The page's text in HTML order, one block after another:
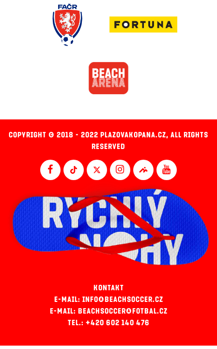
COPYRIGHT © 2018 - 2022 PLAZOVAKOPANA.CZ, ALL RIGHTS
RESERVED
KONTAKT
E-MAIL: INFO@BEACHSOCCER.CZ
E-MAIL: BEACHSOCCER@FOTBAL.CZ
TEL.: +420 602 140 476